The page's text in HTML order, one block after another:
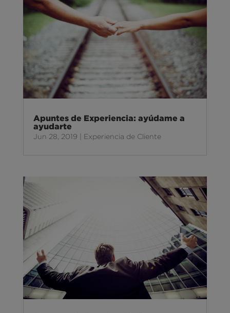
Apuntes de Experiencia: ayúdame a
ayudarte
Jun 28, 2019 Experiencia de Cliente